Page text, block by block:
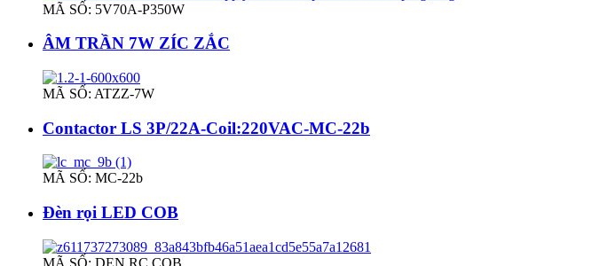
MÃ SỐ: 5V70A-P350W
ÂM TRẦN 7W ZÍC ZẮC
MÃ SỐ: ATZZ-7W
Contactor LS 3P/22A-Coil:220VAC-MC-22b
MÃ SỐ: MC-22b
Đèn rọi LED COB
MÃ SỐ: DEN RC COB